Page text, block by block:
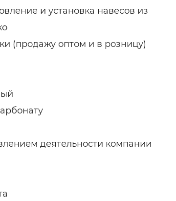
и установка навесов из
(продажу оптом и в розницу)
деятельности компании